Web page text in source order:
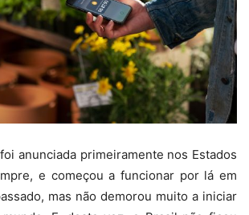
anunciada primeiramente nos Estados
e começou a funcionar por lá em
mas não demorou muito a iniciar